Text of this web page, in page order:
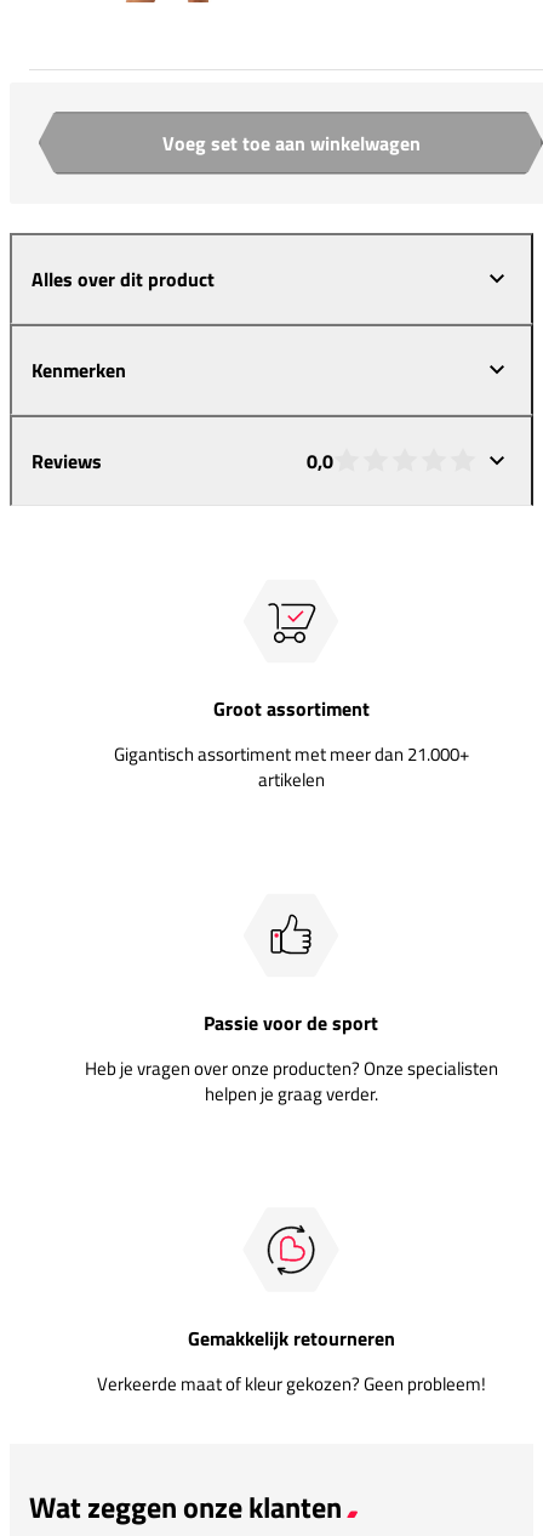
Aantal Voeg set toe aan winkelwagen
Alles over dit product
Kenmerken
Reviews 0,0
Groot assortiment
Gigantisch assortiment met meer dan 21.000+
artikelen
Passie voor de sport
Heb je vragen over onze producten? Onze specialisten
helpen je graag verder.
Gemakkelijk retourneren
Verkeerde maat of kleur gekozen? Geen probleem!
Wat zeggen onze klanten